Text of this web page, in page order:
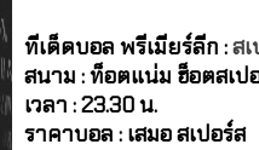
ทีเด็ดบอล พรีเมียร์ลีก :ส
สนาม : ท็อตแน่ม ฮ็อตสเป
เวลา : 23.30 น.
ราคาบอล : เสมอ สเปอร์ส